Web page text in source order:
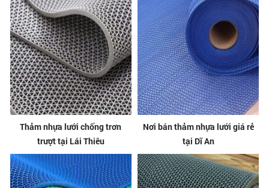
Thảm nhựa lưới chống trơn
trượt tại Lái Thiêu
Nơi bán thảm nhựa lưới giá rẻ
tại Dĩ An